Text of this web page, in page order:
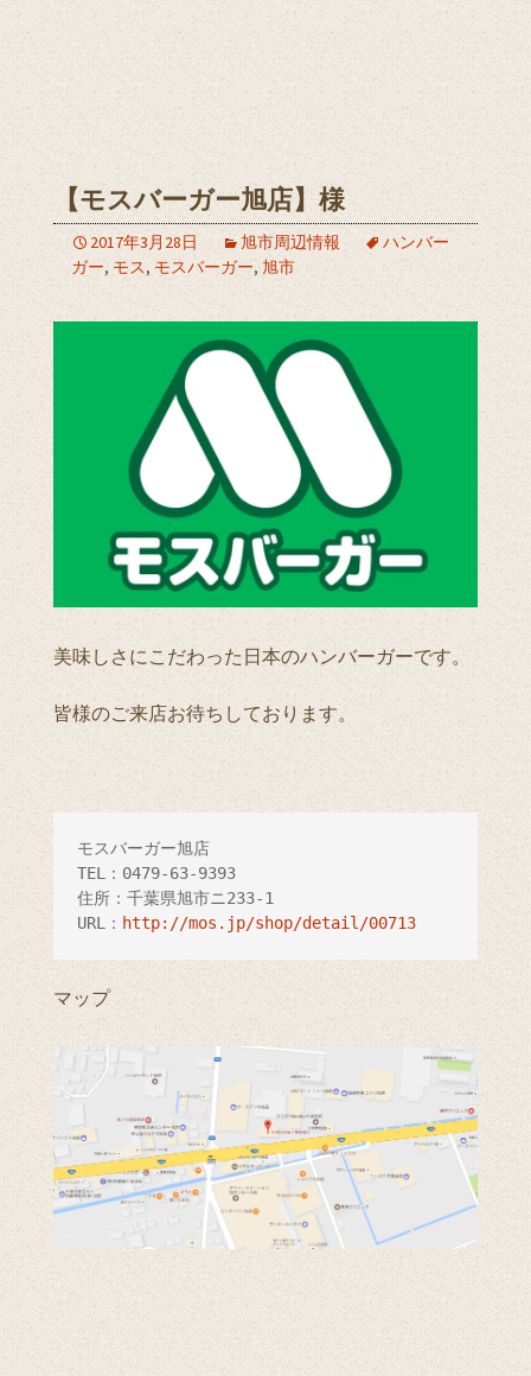
【モスバーガー旭店】様
2017年3月28日 旭市周辺情報
ハンバー
ガー, モス, モスバーガー, 旭市
美味しさにこだわった日本のハンバーガーです。
皆様のご来店お待ちしております。
モスバーガー旭店
TEL：0479-63-9393
住所：千葉県旭市ニ233-1
URL： http://mos.jp/shop/detail/00713
マップ